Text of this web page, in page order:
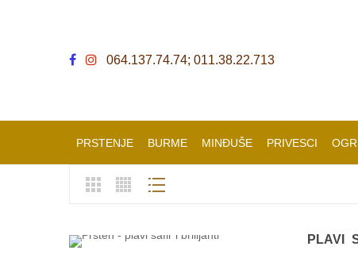
064.137.74.74; 011.38.22.713
PRSTENJE BURME MINĐUŠE PRIVESCI
PLAVI